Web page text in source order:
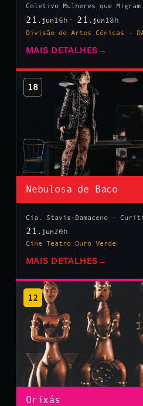
Coletivo Mulheres que
21 .jun 16h 21 .jun 18h
Divisão de Artes Cênicas –
MAIS DETALHES →
18
Nebulosa de Baco
Cia. Stavis-Damaceno ·
21 .jun20h
Cine Teatro Ouro Verde
MAIS DETALHES →
12
Orixás